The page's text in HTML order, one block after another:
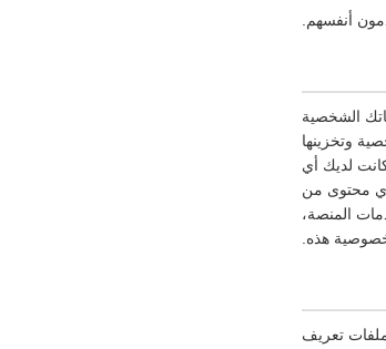
أنفسهم.
الشخصية
وتخزينها
لديك أي
أي محتوى من
المنصة،
هذه.
تعريف